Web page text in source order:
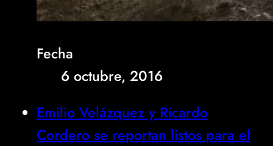
Fecha
6 octubre, 2016
Emilio Velázquez y Ricardo
Cordero se reportan listos para el